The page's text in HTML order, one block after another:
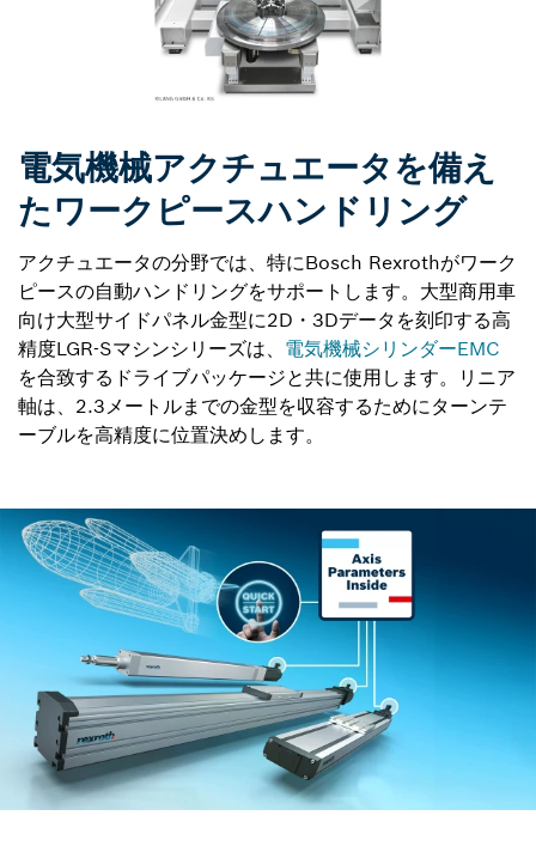
電気機械アクチュエータを備え
たワークピースハンドリング
アクチュエータの分野では、特にBosch Rexrothがワーク
ピースの自動ハンドリングをサポートします。大型商用車
向け大型サイドパネル金型に2D・3Dデータを刻印する高
精度LGR-Sマシンシリーズは、 電気機械シリンダーEMC
を合致するドライブパッケージと共に使用します。リニア
軸は、2.3メートルまでの金型を収容するためにターンテ
ーブルを高精度に位置決めします。